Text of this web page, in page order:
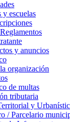
y escuelas
y anuncios
organización
de multas
tributaria
y
/ Parcelario